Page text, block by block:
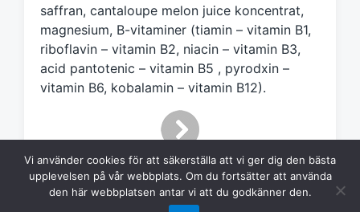
saffran, cantaloupe melon juice koncentrat,
magnesium, B-vitaminer (tiamin – vitamin B1,
riboflavin – vitamin B2, niacin – vitamin B3,
acid pantotenic – vitamin B5 , pyrodxin –
vitamin B6, kobalamin – vitamin B12).
Vi använder cookies för att säkerställa att vi ger dig den bästa
upplevelsen på vår webbplats. Om du fortsätter att använda
den här webbplatsen antar vi att du godkänner den.